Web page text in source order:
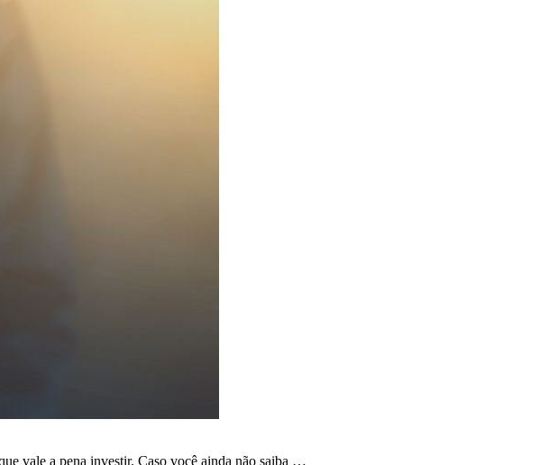
vale a pena investir. Caso você ainda não saiba …